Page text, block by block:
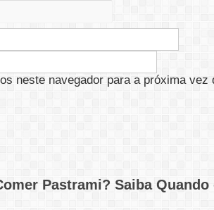
neste navegador para a próxima vez
Pastrami? Saiba